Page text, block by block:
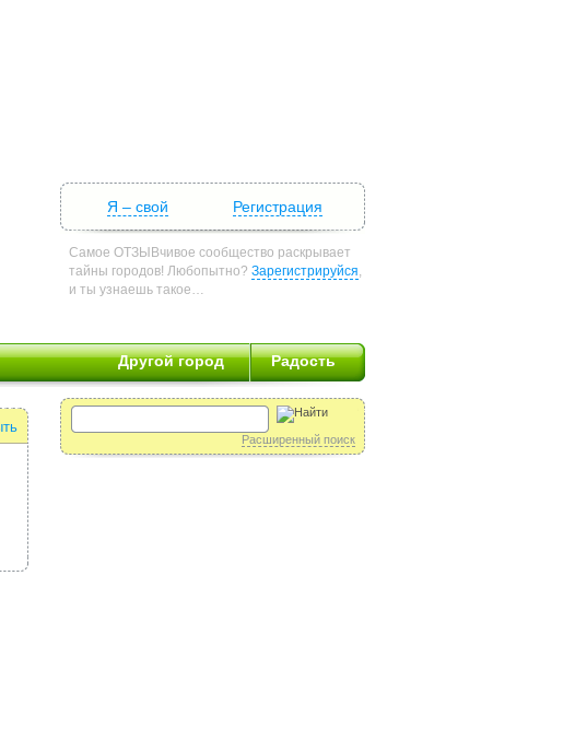
Я – свой Регистрация
Самое ОТЗЫВчивое сообщество раскрывает
тайны городов! Любопытно? Зарегистрируйся,
и ты узнаешь такое…
Другой город Радость
Расширенный поиск